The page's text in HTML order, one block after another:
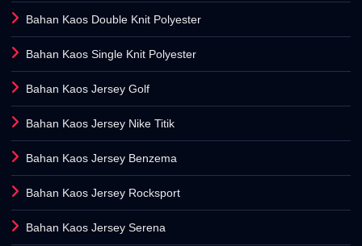
Bahan Kaos Double Knit Polyester
Bahan Kaos Single Knit Polyester
Bahan Kaos Jersey Golf
Bahan Kaos Jersey Nike Titik
Bahan Kaos Jersey Benzema
Bahan Kaos Jersey Rocksport
Bahan Kaos Jersey Serena